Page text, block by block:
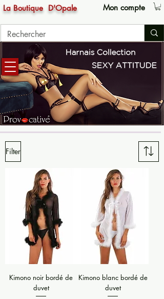
La Boutique D'Opale Mon compte
Filter
Kimono noir bordé de
duvet
Kimono blanc bordé de
duvet